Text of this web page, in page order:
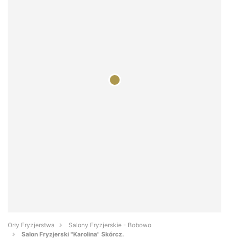
Orły Fryzjerstwa
Salony Fryzjerskie - Bobowo
Salon Fryzjerski "Karolina" Skórcz.